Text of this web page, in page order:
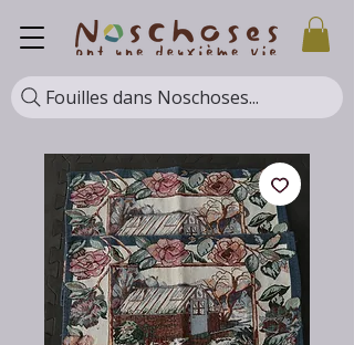
Fouilles dans Noschoses...